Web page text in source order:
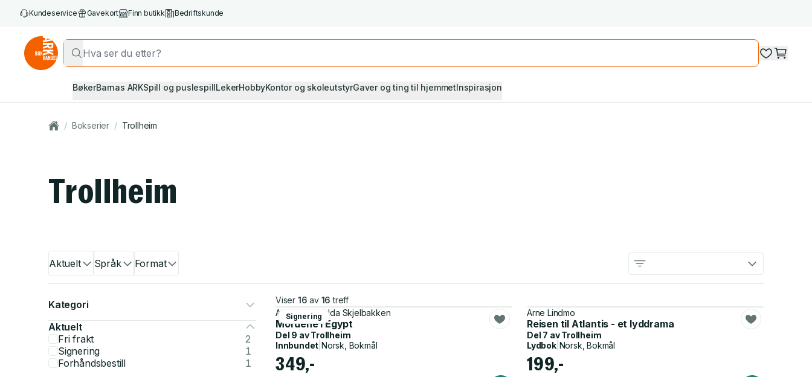
Kundeservice Gavekort Finn butikk Bedriftskunde
BøkerBarnas ARKSpill og puslespillLekerHobbyKontor og skoleutstyrGaver og ting til hjemmetInspirasjon
/ Bokserier / Trollheim
Trollheim
Aktuelt Språk Format
Kategori
Aktuelt
Fri frakt
2
Signering
1
Forhåndsbestill
1
Viser 16 av 16 treff
Signering
Arne Lindmo, Ida Skjelbakken
Mordene i Egypt
Del 9 avTrollheim
Innbundet |Norsk, Bokmål
349,-
Arne Lindmo
Reisen til Atlantis - et lyddrama
Del 7 avTrollheim
Lydbok| Norsk, Bokmål
199,-